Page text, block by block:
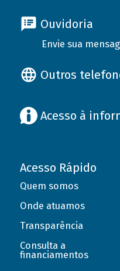
Ouvidoria
Envie sua
Outros
Acesso à
Acesso Rápido
Quem somos
Onde atuamos
Transparência
Consulta a
financiamentos